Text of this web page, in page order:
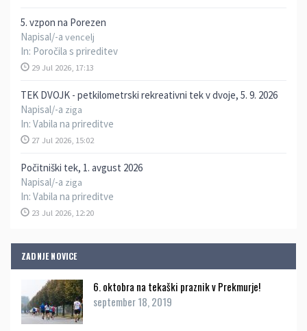
5. vzpon na Porezen
Napisal/-a vencelj
In: Poročila s prireditev
29 Jul 2026, 17:13
TEK DVOJK - petkilometrski rekreativni tek v dvoje, 5. 9. 2026
Napisal/-a ziga
In: Vabila na prireditve
27 Jul 2026, 15:02
Počitniški tek, 1. avgust 2026
Napisal/-a ziga
In: Vabila na prireditve
23 Jul 2026, 12:20
ZADNJE NOVICE
6. oktobra na tekaški praznik v Prekmurje!
september 18, 2019